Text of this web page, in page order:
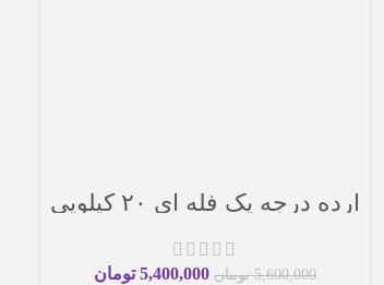
ارده درجه یک فله ای ۲۰ کیلویی
5,600,000 تومان 5,400,000 تومان